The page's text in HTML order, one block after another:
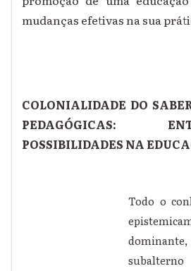
mudanças efetivas na sua
COLONIALIDADE DO
PEDAGÓGICAS:
POSSIBILIDADES NA
Todo o